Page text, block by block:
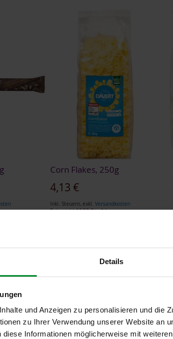
Details
und Anzeigen zu personalisieren und die
zu Ihrer Verwendung unserer Website an
Informationen möglicherweise mit
Corn Flakes, 250g
4,13 €
Inkl. Steuern, exkl.Versandkosten
Entspricht16,52 €je 1 kg